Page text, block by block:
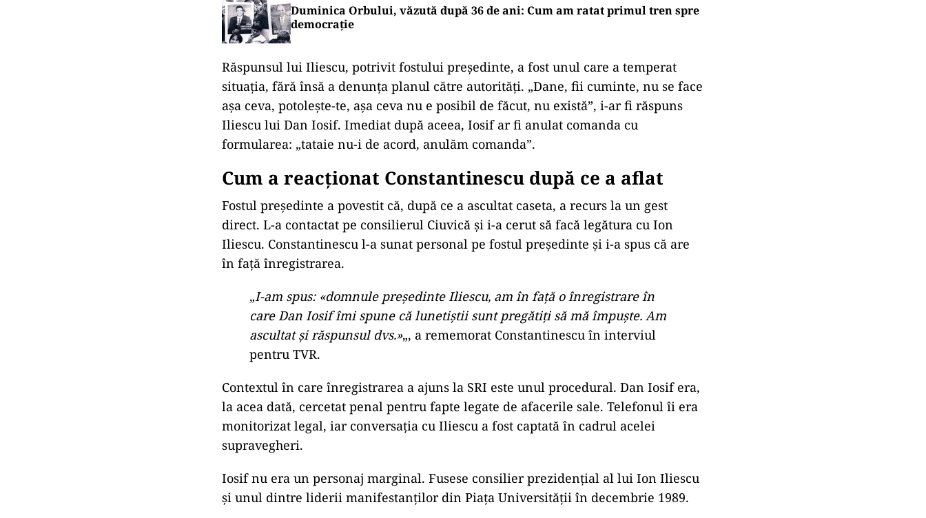
Duminica Orbului, văzută după 36 de ani: Cum am ratat primul tren spre
democrație
Răspunsul lui Iliescu, potrivit fostului președinte, a fost unul care a temperat
situația, fără însă a denunța planul către autorități. „Dane, fii cuminte, nu se face
așa ceva, potolește-te, așa ceva nu e posibil de făcut, nu există”, i-ar fi răspuns
Iliescu lui Dan Iosif. Imediat după aceea, Iosif ar fi anulat comanda cu
formularea: „tataie nu-i de acord, anulăm comanda”.
Cum a reacționat Constantinescu după ce a aflat
Fostul președinte a povestit că, după ce a ascultat caseta, a recurs la un gest
direct. L-a contactat pe consilierul Ciuvică și i-a cerut să facă legătura cu Ion
Iliescu. Constantinescu l-a sunat personal pe fostul președinte și i-a spus că are
în față înregistrarea.
„I-am spus: «domnule președinte Iliescu, am în față o înregistrare în
care Dan Iosif îmi spune că lunetiștii sunt pregătiți să mă împuște. Am
ascultat și răspunsul dvs.»„, a rememorat Constantinescu în interviul
pentru TVR.
Contextul în care înregistrarea a ajuns la SRI este unul procedural. Dan Iosif era,
la acea dată, cercetat penal pentru fapte legate de afacerile sale. Telefonul îi era
monitorizat legal, iar conversația cu Iliescu a fost captată în cadrul acelei
supravegheri.
Iosif nu era un personaj marginal. Fusese consilier prezidențial al lui Ion Iliescu
și unul dintre liderii manifestanților din Piața Universității în decembrie 1989.